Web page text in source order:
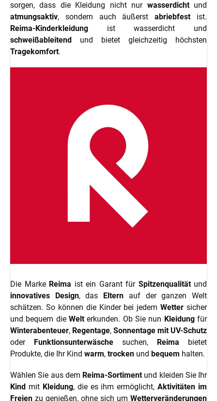
sorgen, dass die Kleidung nicht nur wasserdichtund
atmungsaktiv, sondern auch äußerstabriebfestist.
Reima-Kinderkleidung ist wasserdicht und
schweißableitend
und bietet gleichzeitig höchsten
Tragekomfort.
Die Marke Reima ist ein Garant für Spitzenqualitätund
innovatives Design, das Eltern auf der ganzen Welt
schätzen. So können die Kinder bei jedemWetter sicher
und bequem die Welterkunden. Ob Sie nun Kleidungfür
Winterabenteuer, Regentage, Sonnentage mit UV-Schutz
oder
Funktionsunterwäsche suchen, Reima bietet
Produkte, die Ihr Kind warm, trocken und bequem halten.
Wählen Sie aus dem Reima-Sortimentund kleiden Sie Ihr
Kind mit Kleidung, die es ihm ermöglicht,Aktivitäten im
Freien zu genießen, ohne sich um Wetterveränderungen